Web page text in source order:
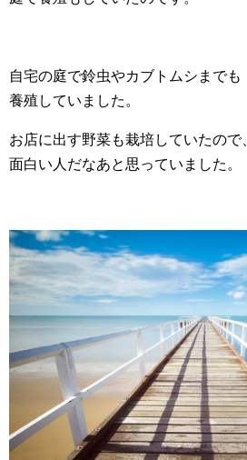
自宅の庭で鈴虫やカブトムシまでも
養殖していました。
お店に出す野菜も栽培していたので
面白い人だなあと思っていました。